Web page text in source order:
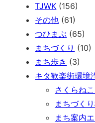
TJWK (156)
その他 (61)
つひまぶ (65)
まちづくり (10)
まち歩き (3)
キタ歓楽街環境
さくらねこ
まちづく
まち案内